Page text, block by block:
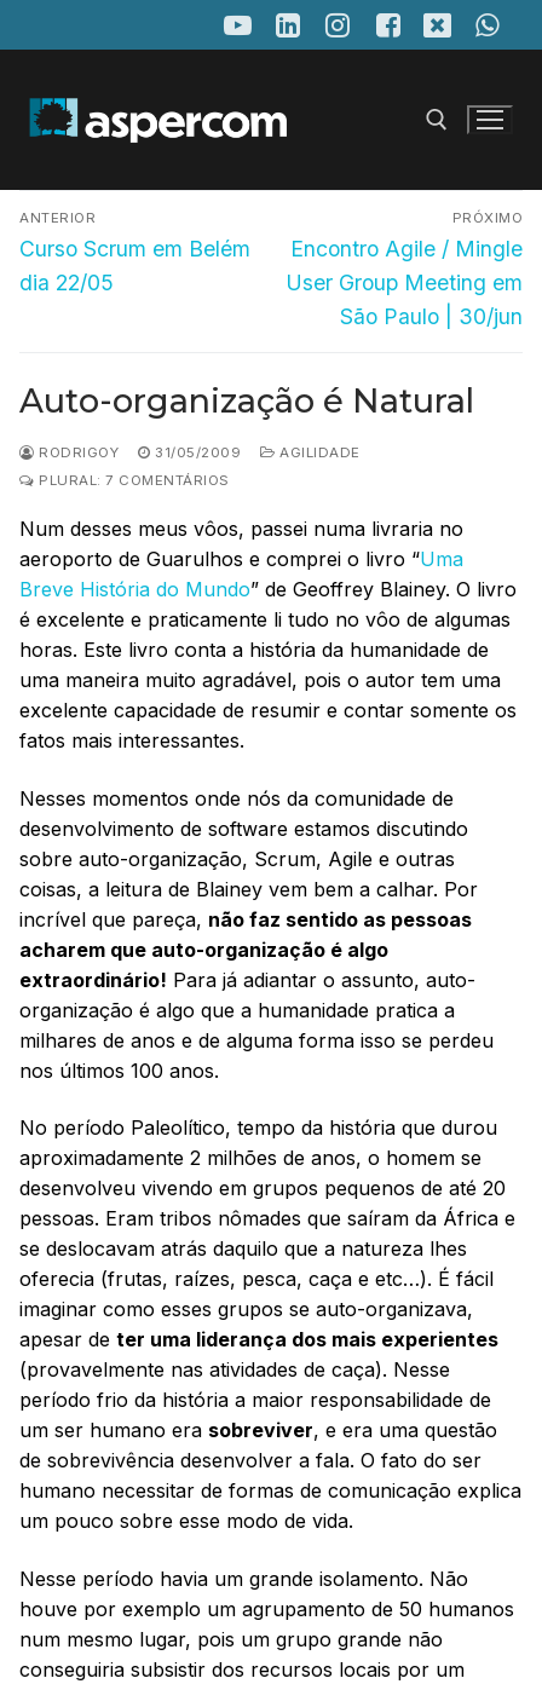
para
conteúdo
Pesquisar por:
Navegação
de
Post
ANTERIOR
Post
anterior:
Curso Scrum em Belém
dia 22/05
PRÓXIMO
Próximo
post:
Encontro Agile / Mingle
User Group Meeting em
São Paulo | 30/jun
Auto-organização é Natural
RODRIGOY 31/05/2009
AGILIDADE
PLURAL: 7 COMENTÁRIOS
Num desses meus vôos, passei numa livraria no
aeroporto de Guarulhos e comprei o livro “Uma
Breve História do Mundo” de Geoffrey Blainey. O livro
é excelente e praticamente li tudo no vôo de algumas
horas. Este livro conta a história da humanidade de
uma maneira muito agradável, pois o autor tem uma
excelente capacidade de resumir e contar somente os
fatos mais interessantes.
Nesses momentos onde nós da comunidade de
desenvolvimento de software estamos discutindo
sobre auto-organização, Scrum, Agile e outras
coisas, a leitura de Blainey vem bem a calhar. Por
incrível que pareça, não faz sentido as pessoas
acharem que auto-organização é algo
extraordinário! Para já adiantar o assunto, auto-
organização é algo que a humanidade pratica a
milhares de anos e de alguma forma isso se perdeu
nos últimos 100 anos.
No período Paleolítico, tempo da história que durou
aproximadamente 2 milhões de anos, o homem se
desenvolveu vivendo em grupos pequenos de até 20
pessoas. Eram tribos nômades que saíram da África e
se deslocavam atrás daquilo que a natureza lhes
oferecia (frutas, raízes, pesca, caça e etc…). É fácil
imaginar como esses grupos se auto-organizava,
apesar de ter uma liderança dos mais experientes
(provavelmente nas atividades de caça). Nesse
período frio da história a maior responsabilidade de
um ser humano era sobreviver, e era uma questão
de sobrevivência desenvolver a fala. O fato do ser
humano necessitar de formas de comunicação explica
um pouco sobre esse modo de vida.
Nesse período havia um grande isolamento. Não
houve por exemplo um agrupamento de 50 humanos
num mesmo lugar, pois um grupo grande não
conseguiria subsistir dos recursos locais por um